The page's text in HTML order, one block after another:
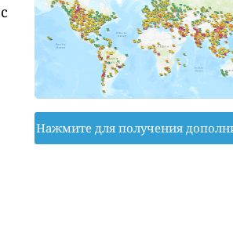
Нажмите для получения